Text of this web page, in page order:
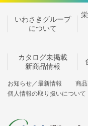
いわさきグループ
について
カタログ未掲載
新商品情報
お知らせ／最新情報 商
個人情報の取り扱いについて